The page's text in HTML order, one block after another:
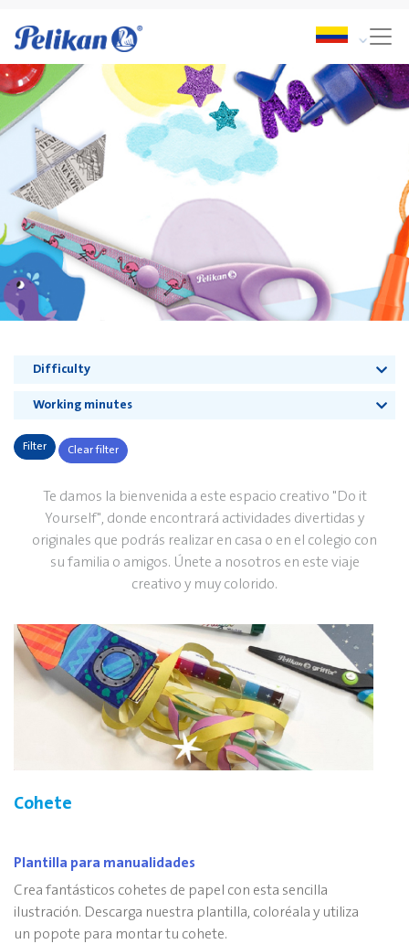
Difficulty
Working minutes
Filter Clear filter
Te damos la bienvenida a este espacio creativo "Do it
Yourself", donde encontrará actividades divertidas y
originales que podrás realizar en casa o en el colegio con
su familia o amigos. Únete a nosotros en este viaje
creativo y muy colorido.
Cohete
Plantilla para manualidades
Crea fantásticos cohetes de papel con esta sencilla
ilustración. Descarga nuestra plantilla, coloréala y utiliza
un popote para montar tu cohete.